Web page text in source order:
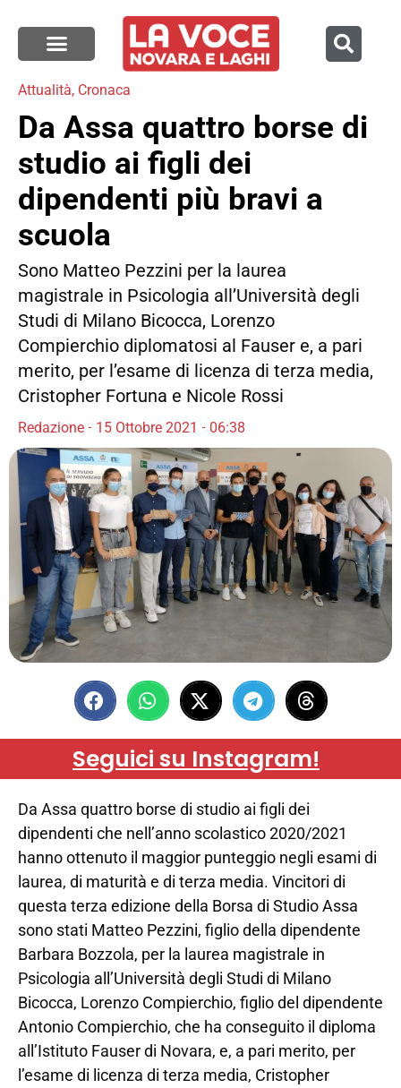
Attualità, Cronaca
Da Assa quattro borse di
studio ai figli dei
dipendenti più bravi a
scuola
Sono Matteo Pezzini per la laurea
magistrale in Psicologia all’Università degli
Studi di Milano Bicocca, Lorenzo
Compierchio diplomatosi al Fauser e, a pari
merito, per l’esame di licenza di terza media,
Cristopher Fortuna e Nicole Rossi
Redazione 15 Ottobre 2021 06:38
Seguici su Instagram!
Da Assa quattro borse di studio ai figli dei
dipendenti che nell’anno scolastico 2020/2021
hanno ottenuto il maggior punteggio negli esami di
laurea, di maturità e di terza media. Vincitori di
questa terza edizione della Borsa di Studio Assa
sono stati Matteo Pezzini, figlio della dipendente
Barbara Bozzola, per la laurea magistrale in
Psicologia all’Università degli Studi di Milano
Bicocca, Lorenzo Compierchio, figlio del dipendente
Antonio Compierchio, che ha conseguito il diploma
all’Istituto Fauser di Novara, e, a pari merito, per
l’esame di licenza di terza media, Cristopher